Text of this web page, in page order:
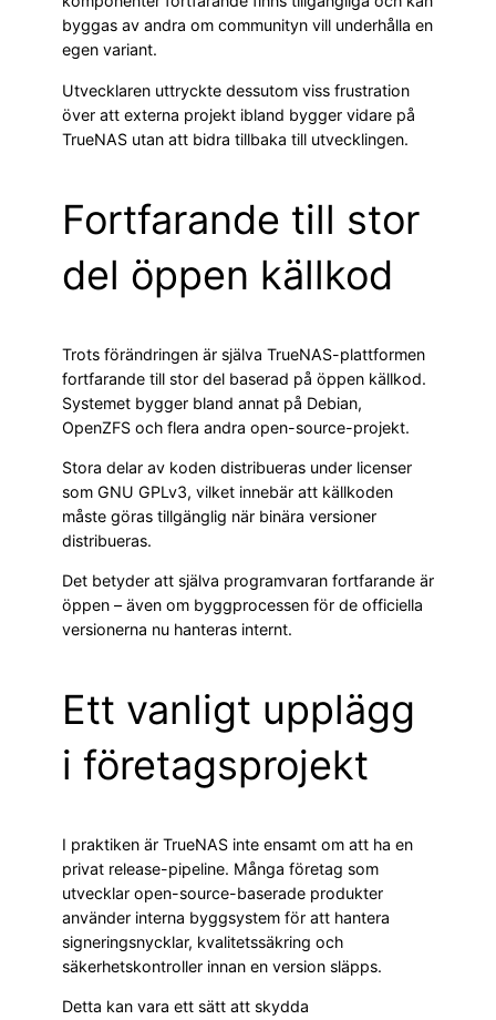
byggas av andra om communityn vill underhålla en
egen variant.
Utvecklaren uttryckte dessutom viss frustration
över att externa projekt ibland bygger vidare på
TrueNAS utan att bidra tillbaka till utvecklingen.
Fortfarande till stor
del öppen källkod
Trots förändringen är själva TrueNAS-plattformen
fortfarande till stor del baserad på öppen källkod.
Systemet bygger bland annat på Debian,
OpenZFS och flera andra open-source-projekt.
Stora delar av koden distribueras under licenser
som GNU GPLv3, vilket innebär att källkoden
måste göras tillgänglig när binära versioner
distribueras.
Det betyder att själva programvaran fortfarande är
öppen – även om byggprocessen för de officiella
versionerna nu hanteras internt.
Ett vanligt upplägg
i företagsprojekt
I praktiken är TrueNAS inte ensamt om att ha en
privat release-pipeline. Många företag som
utvecklar open-source-baserade produkter
använder interna byggsystem för att hantera
signeringsnycklar, kvalitetssäkring och
säkerhetskontroller innan en version släpps.
Detta kan vara ett sätt att skydda